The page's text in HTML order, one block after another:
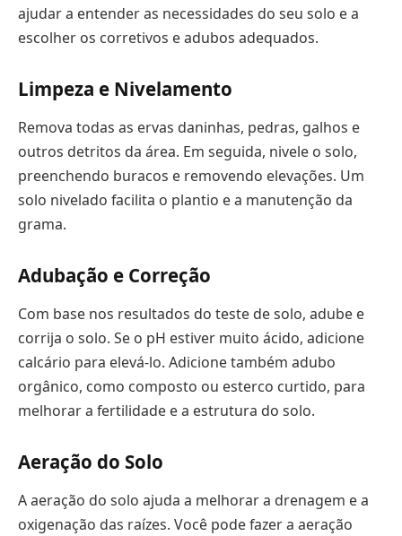
ajudar a entender as necessidades do seu solo e a
escolher os corretivos e adubos adequados.
Limpeza e Nivelamento
Remova todas as ervas daninhas, pedras, galhos e
outros detritos da área. Em seguida, nivele o solo,
preenchendo buracos e removendo elevações. Um
solo nivelado facilita o plantio e a manutenção da
grama.
Adubação e Correção
Com base nos resultados do teste de solo, adube e
corrija o solo. Se o pH estiver muito ácido, adicione
calcário para elevá-lo. Adicione também adubo
orgânico, como composto ou esterco curtido, para
melhorar a fertilidade e a estrutura do solo.
Aeração do Solo
A aeração do solo ajuda a melhorar a drenagem e a
oxigenação das raízes. Você pode fazer a aeração